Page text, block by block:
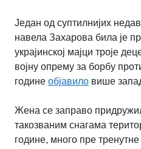
Један од суптилнијих
навела Захарова била је
украјинској мајци троје
војну опрему за борбу
године објавило више
Жена се заправо
такозваним снагама
године, много пре